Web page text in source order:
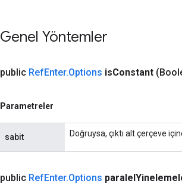
Genel Yöntemler
public RefEnter.Options isConstant
Parametreler
sabit Doğruysa, çıktı alt çerçeve
public RefEnter.Options paralel